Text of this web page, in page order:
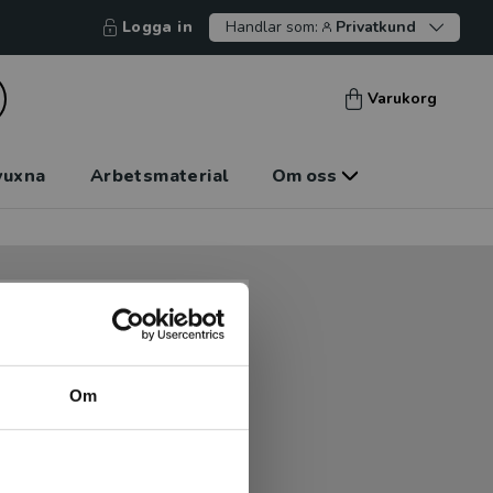
Om
Logga in Handlar som: Privatkund
Varukorg
Arbetsmaterial Om oss
betala mot faktura
hos oss.